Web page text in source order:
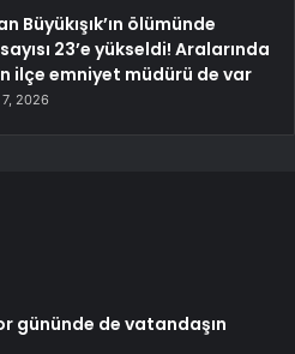
Büyükışık’ın ölümünde
23’e yükseldi! Aralarında
ilçe emniyet müdürü de var
2026
gününde de vatandaşın